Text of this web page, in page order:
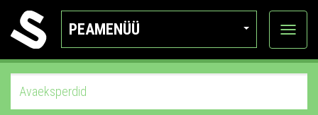
PEAMENÜÜ
Ava